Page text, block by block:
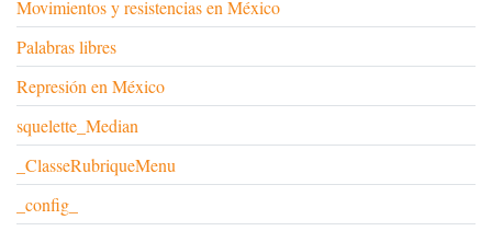
Movimientos y resistencias en México
Palabras libres
Represión en México
squelette_Median
_ClasseRubriqueMenu
_config_